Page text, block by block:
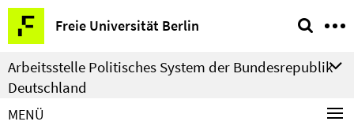
Springe
direkt
zu
Inhalt
Freie Universität Berlin
Service-
Navigation
Arbeitsstelle Politisches System der Bundesrepublik
Deutschland
MENÜ